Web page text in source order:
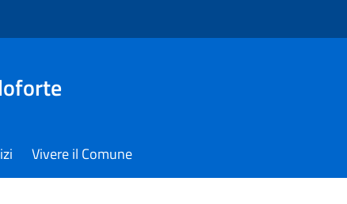
Vivere il Comune